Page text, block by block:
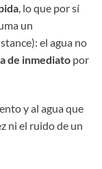
, lo que por sí
un
el agua no
de inmediato por
y al agua que
ni el ruido de un